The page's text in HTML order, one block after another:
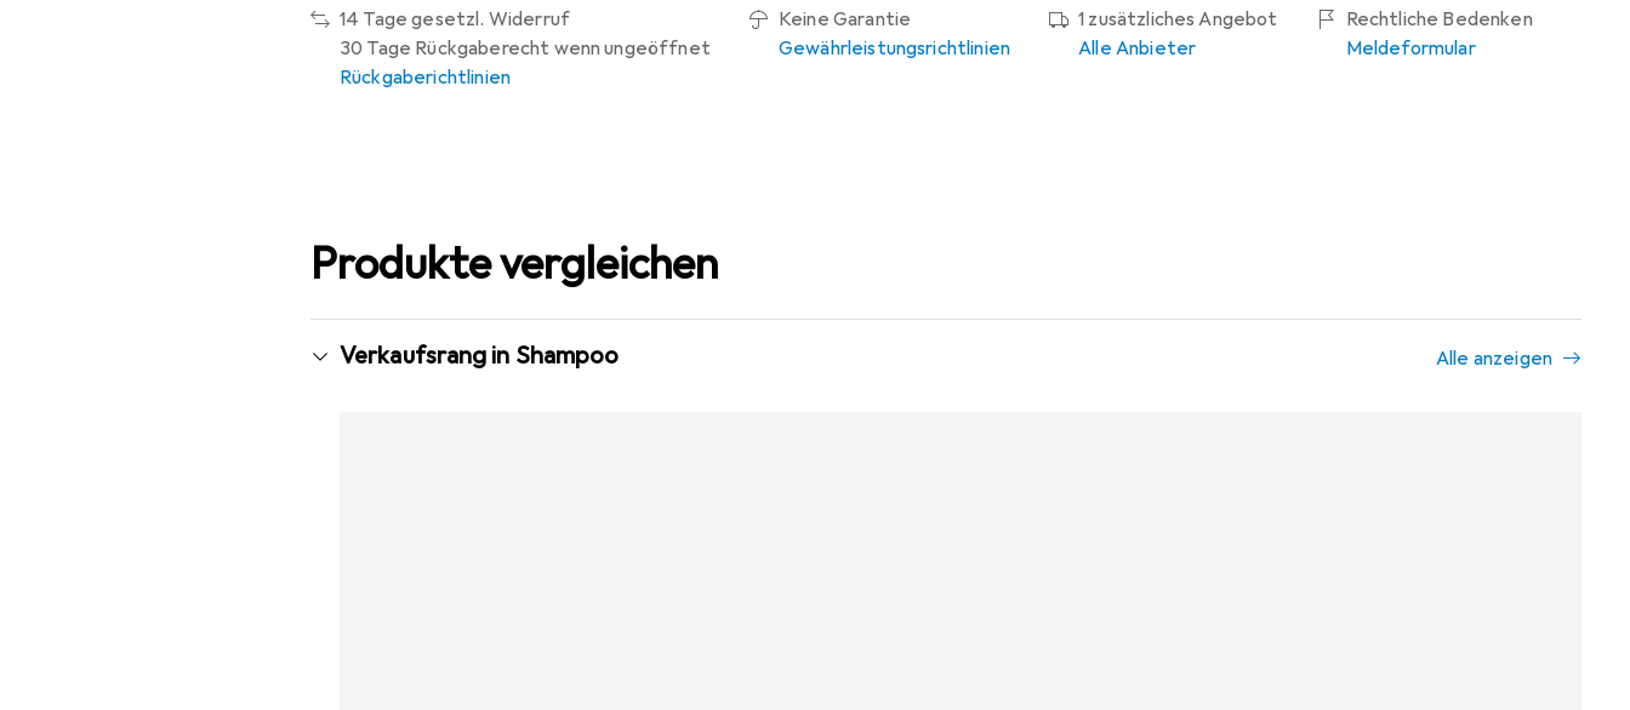
14 Tage gesetzl. Widerruf
30 Tage Rückgaberecht wenn ungeöffnet
Rückgaberichtlinien
Keine Garantie
Gewährleistungsrichtlinien
1 zusätzliches Angebot
Alle Anbieter
Rechtliche Bedenken
Meldeformular
Produkte vergleichen
Verkaufsrang in Shampoo Alle anzeigen